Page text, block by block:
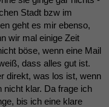
Stadt bzw im
geht es mir ebenso,
wir mal einige Zeit
böse, wenn eine Mail
dass alles gut ist.
direkt, was los ist, wenn
klar. Da frage ich
bis ich eine klare